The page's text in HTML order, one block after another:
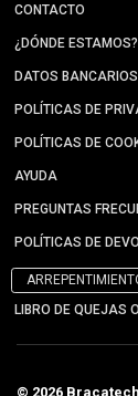
CONTACTO
¿DÓNDE ESTAMOS?
DATOS BANCARIOS
POLÍTICAS DE
POLÍTICAS DE
AYUDA
PREGUNTAS
POLÍTICAS DE
LIBRO DE QUEJAS
© 2026